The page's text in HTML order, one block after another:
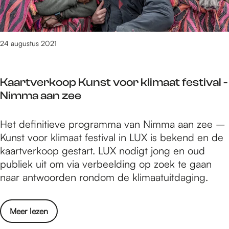
e
r
e
i
g
n
g
e
d
i
e
a
n
m
e
t
c
m
p
d
i
t
v
e
d
e
e
d
i
e
e
t
f
i
t
i
e
n
a
l
s
g
d
s
u
i
n
f
t
i
a
l
z
e
t
i
c
Kaartverkoop Kunst voor klimaat festival -
Nimma aan zee
24 augustus 2021
K
a
a
r
t
e
r
Het definitieve programma van Nimma aan zee –
Kunst voor klimaat festival in LUX is bekend en de
kaartverkoop gestart. LUX nodigt jong en oud
publiek uit om via verbeelding op zoek te gaan
naar antwoorden rondom de klimaatuitdaging.
Meer lezen
o
v